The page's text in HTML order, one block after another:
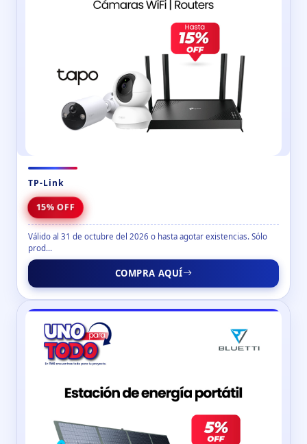
TP-Link
15% OFF
Válido al 31 de octubre del 2026 o hasta agotar existencias. Sólo
prod...
COMPRA AQUÍ